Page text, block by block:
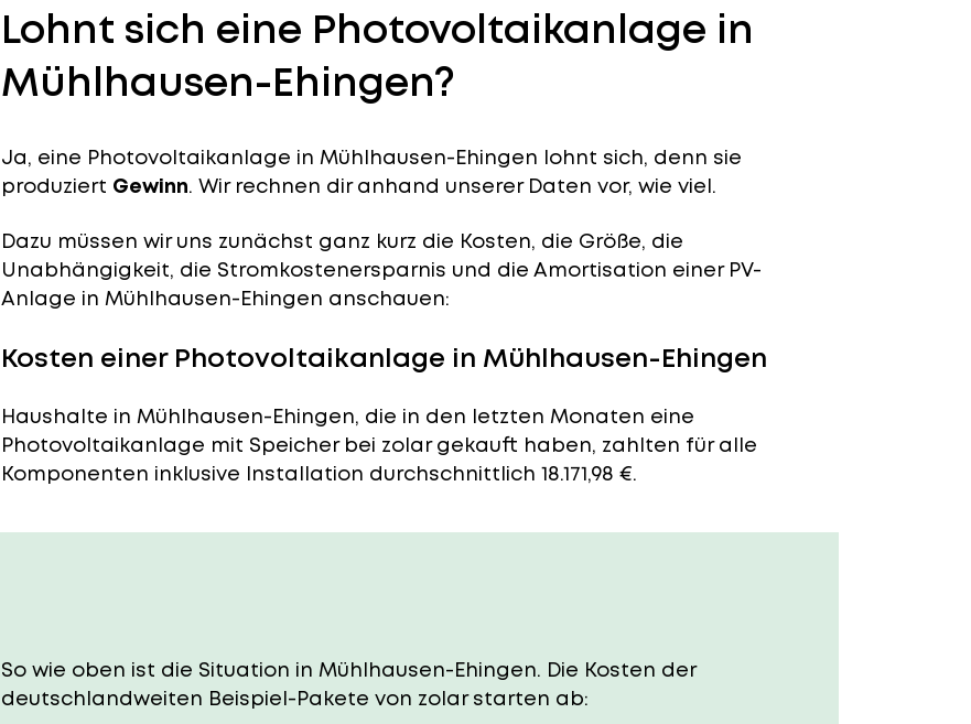
Lohnt sich eine Photovoltaikanlage in
Mühlhausen-Ehingen?
Ja, eine Photovoltaikanlage in Mühlhausen-Ehingen lohnt sich, denn sie
produziert Gewinn. Wir rechnen dir anhand unserer Daten vor, wie viel.
Dazu müssen wir uns zunächst ganz kurz die Kosten, die Größe, die
Unabhängigkeit, die Stromkostenersparnis und die Amortisation einer PV-
Anlage in Mühlhausen-Ehingen anschauen:
Kosten einer Photovoltaikanlage in Mühlhausen-Ehingen
Haushalte in Mühlhausen-Ehingen, die in den letzten Monaten eine
Photovoltaikanlage mit Speicher bei zolar gekauft haben, zahlten für alle
Komponenten inklusive Installation durchschnittlich 18.171,98 €.
So wie oben ist die Situation in Mühlhausen-Ehingen. Die Kosten der
deutschlandweiten Beispiel-Pakete von zolar starten ab: